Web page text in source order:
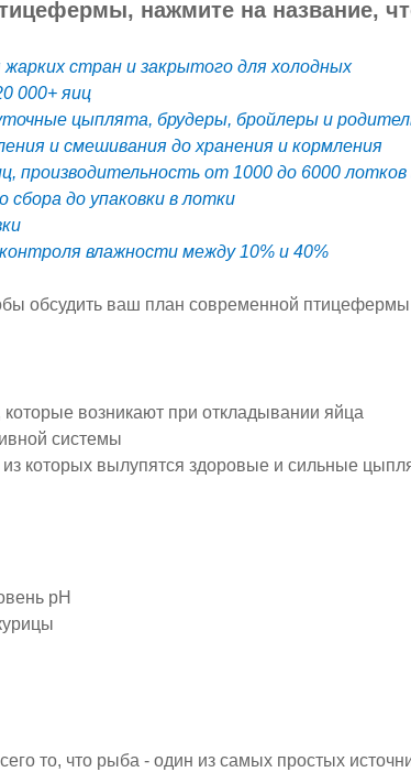
нажмите на название,
стран и закрытого для холодных
000+ яиц
цыплята, брудеры, бройлеры и
и смешивания до хранения и кормления
производительность от 1000 до 6000 лотков
до упаковки в лотки
влажности между 10% и 40%
обсудить ваш план современной птицефермы
возникают при откладывании яйца
системы
которых вылупятся здоровые и сильные
pH
то, что рыба - один из самых простых